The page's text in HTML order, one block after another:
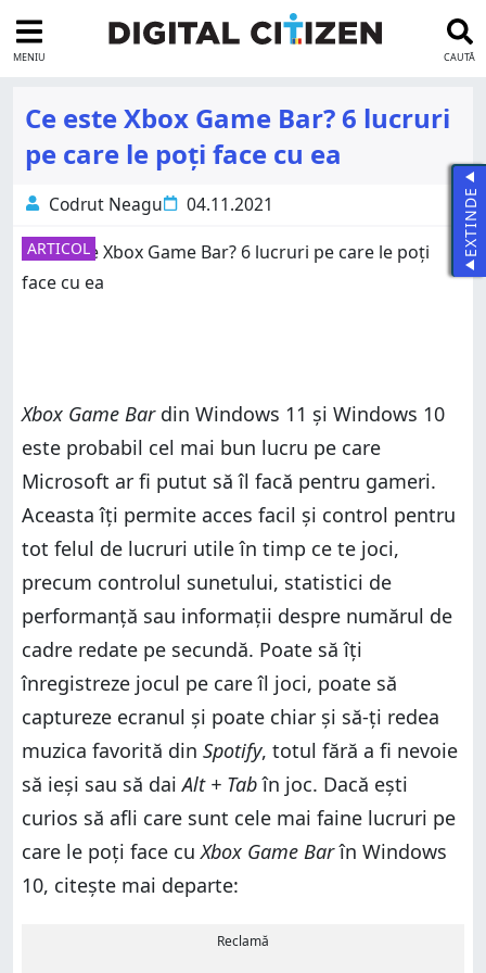
MENIU CAUTĂ
Ce este Xbox Game Bar? 6 lucruri
pe care le poți face cu ea
Codrut Neagu 04.11.2021
ARTICOL
Xbox Game Bardin Windows 11 și Windows 10
este probabil cel mai bun lucru pe care
Microsoft ar fi putut să îl facă pentru gameri.
Aceasta îți permite acces facil și control pentru
tot felul de lucruri utile în timp ce te joci,
precum controlul sunetului, statistici de
performanță sau informații despre numărul de
cadre redate pe secundă. Poate să îți
înregistreze jocul pe care îl joci, poate să
captureze ecranul și poate chiar și să-ți redea
muzica favorită din Spotify, totul fără a fi nevoie
să ieși sau să daiAlt + Tabîn joc. Dacă ești
curios să afli care sunt cele mai faine lucruri pe
care le poți face cuXbox Game Barîn Windows
10, citește mai departe:
Reclamă
EXTINDE